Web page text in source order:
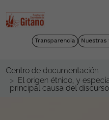
Transparencia Nuestras
Centro de documentación
El origen étnico, y
principal causa del